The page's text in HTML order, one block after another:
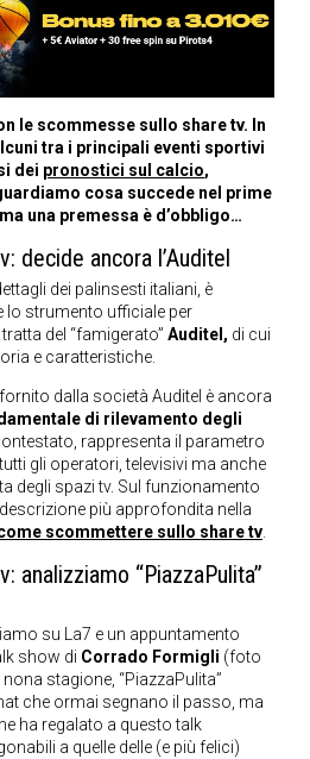
le scommesse sullo share tv. In
tra i principali eventi sportivi
dei pronostici sul calcio,
cosa succede nel prime
una premessa è d’obbligo…
decide ancora l’Auditel
dei palinsesti italiani, è
strumento ufficiale per
del “famigerato” Auditel, di cui
e caratteristiche.
dalla società Auditel è ancora
di rilevamento degli
rappresenta il parametro
gli operatori, televisivi ma anche
degli spazi tv. Sul funzionamento
descrizione più approfondita nella
scommettere sullo share tv.
analizziamo “PiazzaPulita”
su La7 e un appuntamento
show di Corrado Formigli (foto
stagione, “PiazzaPulita”
che ormai segnano il passo, ma
ha regalato a questo talk
a quelle delle (e più felici)